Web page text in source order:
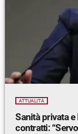
ATTUALITÀ
Sanità privata
contratti: